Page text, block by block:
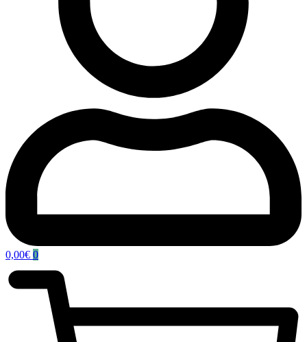
0,00€ 0